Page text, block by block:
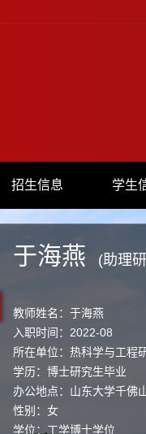
招生信息 学生
于海燕 (助理
教师姓名：于海燕
入职时间：2022-08
所在单位：热科学与工程
学历：博士研究生毕业
办公地点：山东大学千佛
性别：女
学位：工学博士学位